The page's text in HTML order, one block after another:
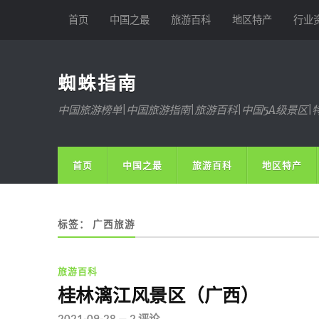
首页 中国之最 旅游百科 地区特产 行业
蜘蛛指南
中国旅游榜单|中国旅游指南|旅游百科|中国5A级景区
首页 中国之最 旅游百科 地区特产
标签： 广西旅游
旅游百科
桂林漓江风景区（广西）